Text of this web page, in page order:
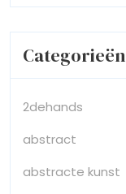
Categorieën
2dehands
abstract
abstracte kunst